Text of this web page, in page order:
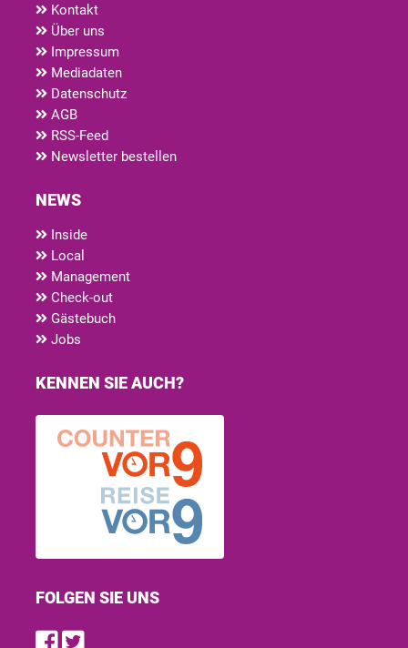
Kontakt
Über uns
Impressum
Mediadaten
Datenschutz
AGB
RSS-Feed
Newsletter bestellen
NEWS
Inside
Local
Management
Check-out
Gästebuch
Jobs
KENNEN SIE AUCH?
FOLGEN SIE UNS
Find us on Facebook
Follow us on Twitter